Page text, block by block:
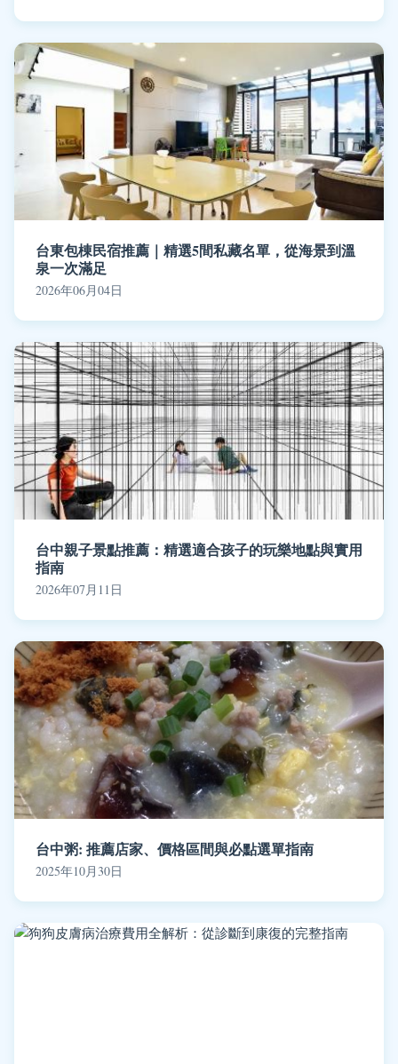
台東包棟民宿推薦｜精選5間私藏名單，從海景到溫
泉一次滿足
2026年06月04日
台中親子景點推薦：精選適合孩子的玩樂地點與實用
指南
2026年07月11日
台中粥: 推薦店家、價格區間與必點選單指南
2025年10月30日